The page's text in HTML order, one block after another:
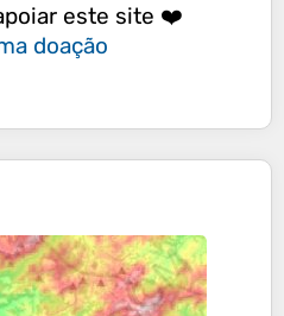
este site ❤️
doação